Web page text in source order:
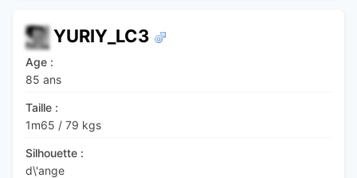
YURIY_LC3
Age :
85 ans
Taille :
1m65 / 79 kgs
Silhouette :
d\'ange